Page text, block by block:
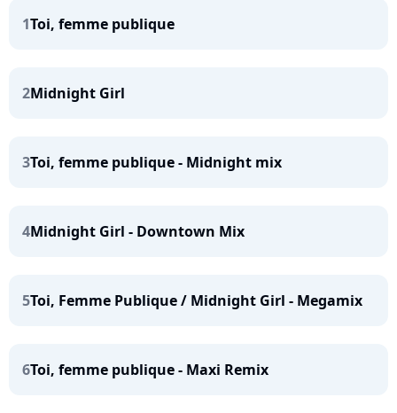
1Toi, femme publique
2Midnight Girl
3Toi, femme publique - Midnight mix
4Midnight Girl - Downtown Mix
5Toi, Femme Publique / Midnight Girl - Megamix
6Toi, femme publique - Maxi Remix